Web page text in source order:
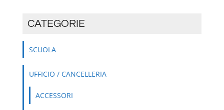
CATEGORIE
SCUOLA
UFFICIO / CANCELLERIA
ACCESSORI